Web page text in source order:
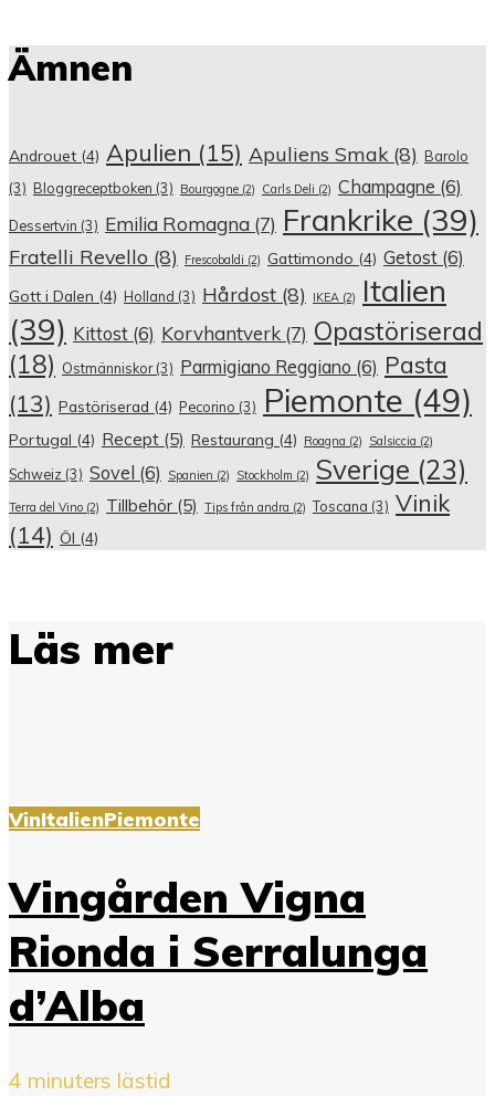
Ämnen
Androuet (4) Apulien (15) Apuliens Smak (8) Barolo
(3) Bloggreceptboken (3) Bourgogne (2) Carls Deli (2) Champagne (6)
Dessertvin (3) Emilia Romagna (7) Frankrike (39)
Fratelli Revello (8) Frescobaldi (2) Gattimondo (4) Getost (6)
Gott i Dalen (4) Holland (3) Hårdost (8) IKEA (2)
Italien
(39) Kittost (6) Korvhantverk (7) Opastöriserad
(18) Ostmänniskor(3) Parmigiano Reggiano (6) Pasta
(13) Pastöriserad (4) Pecorino (3) Piemonte (49)
Portugal (4) Recept (5) Restaurang (4) Roagna (2) Salsiccia (2)
Schweiz (3) Sovel (6) Spanien (2) Stockholm (2) Sverige (23)
Terra del Vino (2) Tillbehör (5) Tips från andra (2) Toscana (3) Vinik
(14) Öl (4)
Läs mer
VinItalienPiemonte
Vingården Vigna
Rionda i Serralunga
d’Alba
4 minuters lästid